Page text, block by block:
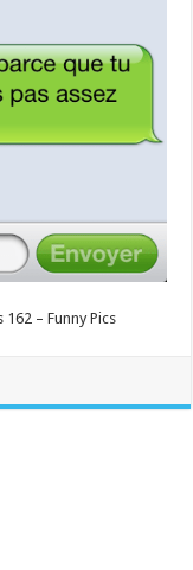
– Funny Pics